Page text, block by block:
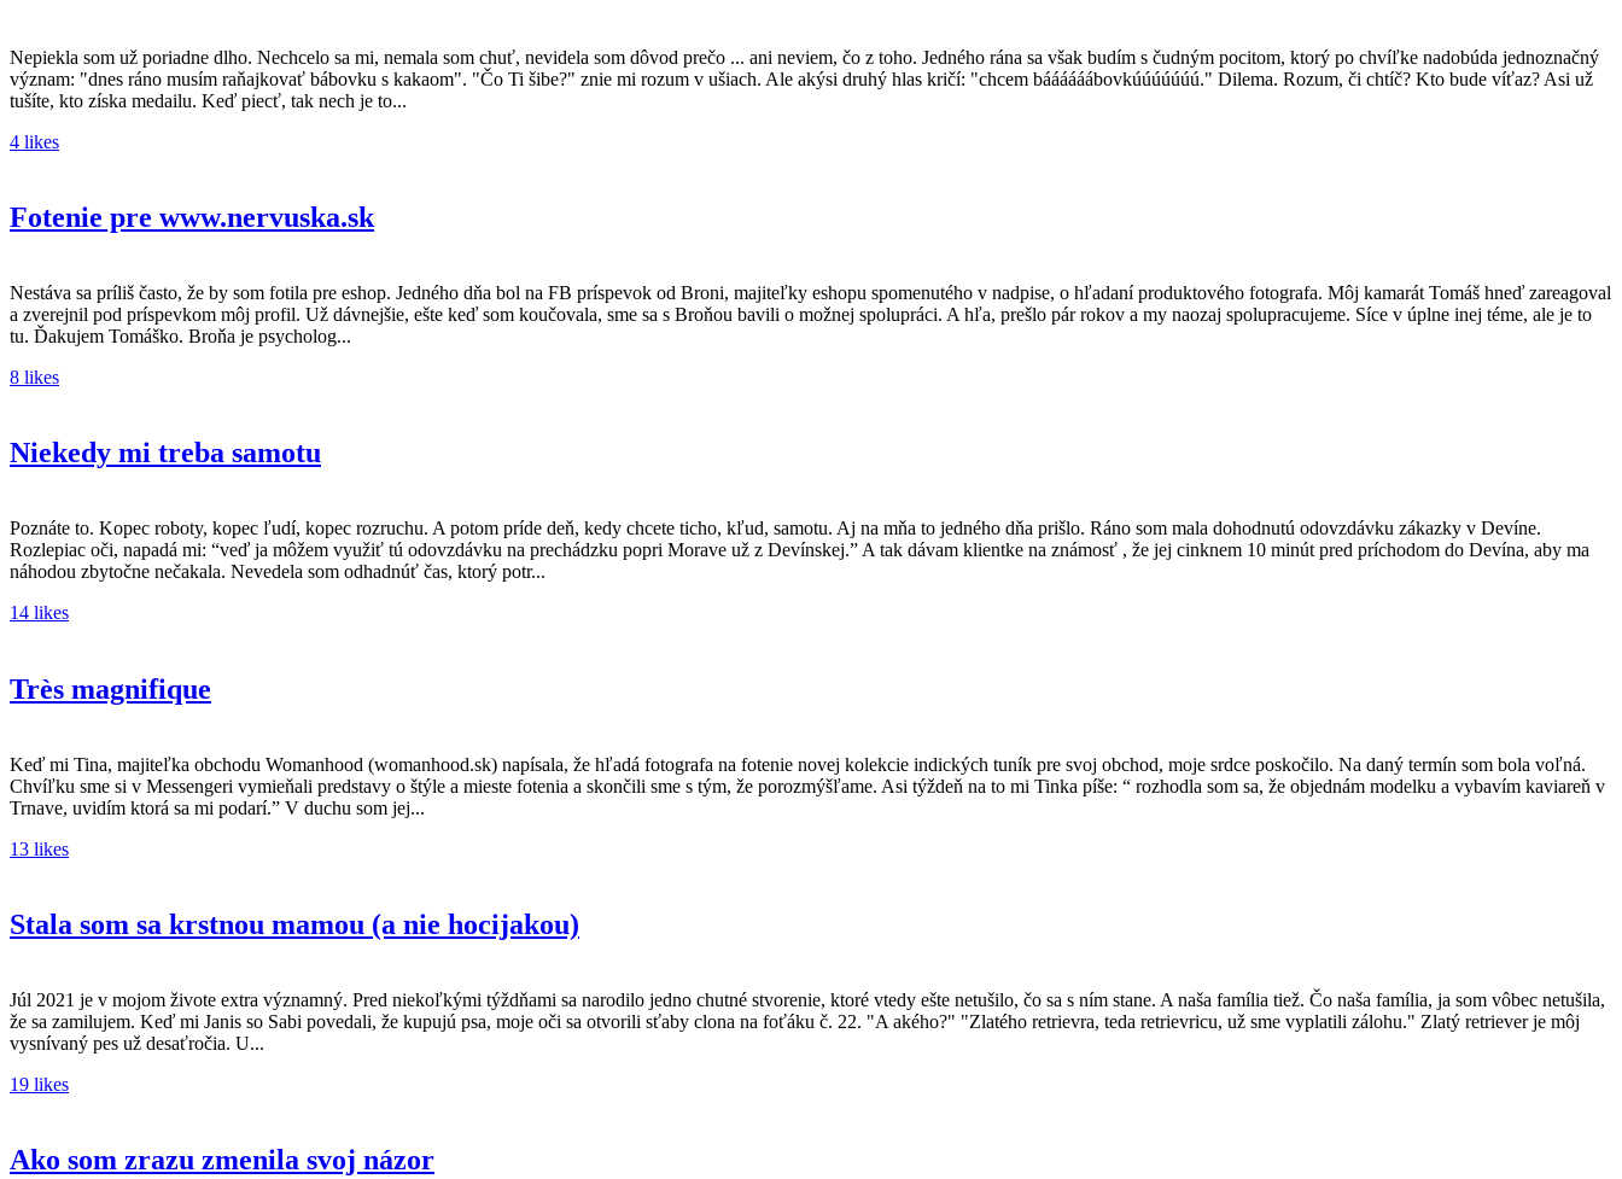
Nepiekla som už poriadne dlho. Nechcelo sa mi, nemala som chuť, nevidela som dôvod prečo ... ani neviem, čo z toho. Jedného rána sa však budím s čudným pocitom, ktorý po chvíľke nadobúda jednoznačný
význam: "dnes ráno musím raňajkovať bábovku s kakaom". "Čo Ti šibe?" znie mi rozum v ušiach. Ale akýsi druhý hlas kričí: "chcem báááááábovkúúúúúúú." Dilema. Rozum, či chtíč? Kto bude víťaz? Asi už
tušíte, kto získa medailu. Keď piecť, tak nech je to...
4 likes
Fotenie pre www.nervuska.sk
Nestáva sa príliš často, že by som fotila pre eshop. Jedného dňa bol na FB príspevok od Broni, majiteľky eshopu spomenutého v nadpise, o hľadaní produktového fotografa. Môj kamarát Tomáš hneď zareagoval
a zverejnil pod príspevkom môj profil. Už dávnejšie, ešte keď som koučovala, sme sa s Broňou bavili o možnej spolupráci. A hľa, prešlo pár rokov a my naozaj spolupracujeme. Síce v úplne inej téme, ale je to
tu. Ďakujem Tomáško. Broňa je psycholog...
8 likes
Niekedy mi treba samotu
Poznáte to. Kopec roboty, kopec ľudí, kopec rozruchu. A potom príde deň, kedy chcete ticho, kľud, samotu. Aj na mňa to jedného dňa prišlo. Ráno som mala dohodnutú odovzdávku zákazky v Devíne.
Rozlepiac oči, napadá mi: “veď ja môžem využiť tú odovzdávku na prechádzku popri Morave už z Devínskej.” A tak dávam klientke na známosť , že jej cinknem 10 minút pred príchodom do Devína, aby ma
náhodou zbytočne nečakala. Nevedela som odhadnúť čas, ktorý potr...
14 likes
Très magnifique
Keď mi Tina, majiteľka obchodu Womanhood (womanhood.sk) napísala, že hľadá fotografa na fotenie novej kolekcie indických tuník pre svoj obchod, moje srdce poskočilo. Na daný termín som bola voľná.
Chvíľku sme si v Messengeri vymieňali predstavy o štýle a mieste fotenia a skončili sme s tým, že porozmýšľame. Asi týždeň na to mi Tinka píše: “ rozhodla som sa, že objednám modelku a vybavím kaviareň v
Trnave, uvidím ktorá sa mi podarí.” V duchu som jej...
13 likes
Stala som sa krstnou mamou (a nie hocijakou)
Júl 2021 je v mojom živote extra významný. Pred niekoľkými týždňami sa narodilo jedno chutné stvorenie, ktoré vtedy ešte netušilo, čo sa s ním stane. A naša família tiež. Čo naša família, ja som vôbec netušila,
že sa zamilujem. Keď mi Janis so Sabi povedali, že kupujú psa, moje oči sa otvorili sťaby clona na foťáku č. 22. "A akého?" "Zlatého retrievra, teda retrievricu, už sme vyplatili zálohu." Zlatý retriever je môj
vysnívaný pes už desaťročia. U...
19 likes
Ako som zrazu zmenila svoj názor